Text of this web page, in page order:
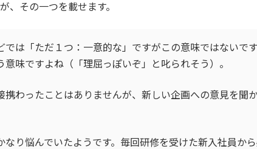
いていましたが、「〇〇が良い」といった意見ばかり
、その一つを載せます。
では「ただ１つ：一意的な」ですがこの意味ではないで
味ですよね（「理屈っぽいぞ」と叱られそう）。
携わったことはありませんが、新しい企画への意見を聞
なり悩んでいたようです。毎回研修を受けた新入社員か